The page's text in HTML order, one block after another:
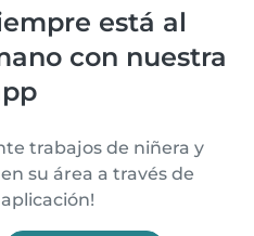
está al
con nuestra
trabajos de niñera y
su área a través de